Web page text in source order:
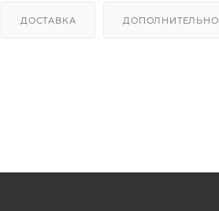
ДОСТАВКА ДОПОЛНИТЕЛЬНО